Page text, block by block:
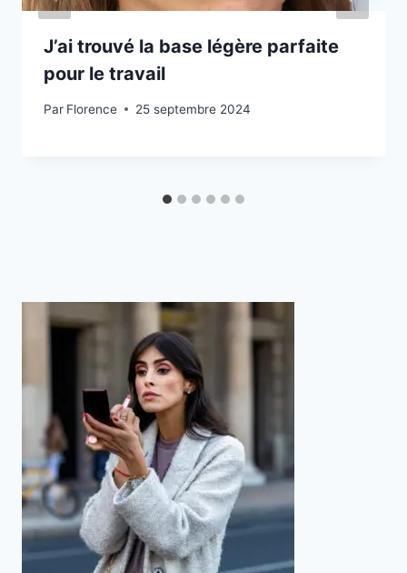
J’ai trouvé la base légère parfaite
pour le travail
Par Florence 25 septembre 2024